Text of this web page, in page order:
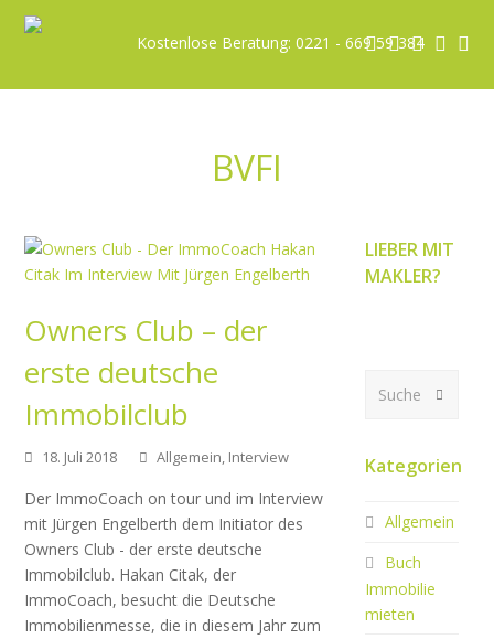
Kostenlose Beratung: 0221 - 669 59 384
Facebook
BVFI
Owners Club – der
erste deutsche
Immobilclub
18. Juli 2018 Allgemein, Interview
Der ImmoCoach on tour und im Interview
mit Jürgen Engelberth dem Initiator des
Owners Club - der erste deutsche
Immobilclub. Hakan Citak, der
ImmoCoach, besucht die Deutsche
Immobilienmesse, die in diesem Jahr zum
LIEBER MIT
MAKLER?
OK
Kategorien
Allgemein
Buch
Immobilie
mieten